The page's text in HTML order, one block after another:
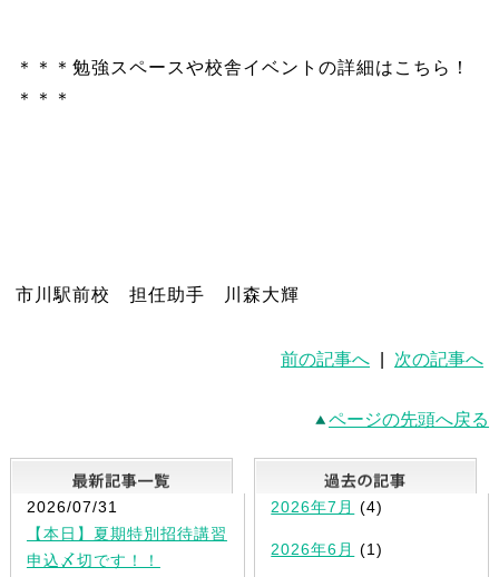
＊＊＊勉強スペースや校舎イベントの詳細はこちら！
＊＊＊
市川駅前校 担任助手 川森大輝
前の記事へ 次の記事へ
ページの先頭へ戻る
最新記事一覧
2026/07/31
【本日】夏期特別招待講習
申込〆切です！！
2026年7月 (4)
2026年6月 (1)